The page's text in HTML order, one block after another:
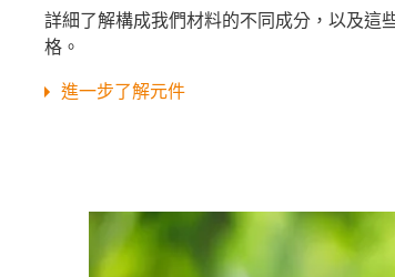
詳細了解構成我們材料的不同成分，以及這
格。
進一步了解元件